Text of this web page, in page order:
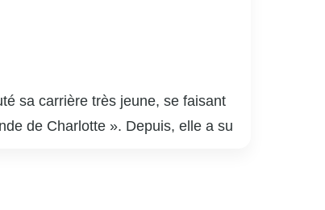
sa carrière très jeune, se faisant
de Charlotte ». Depuis, elle a su
sur les réseaux sociaux lui